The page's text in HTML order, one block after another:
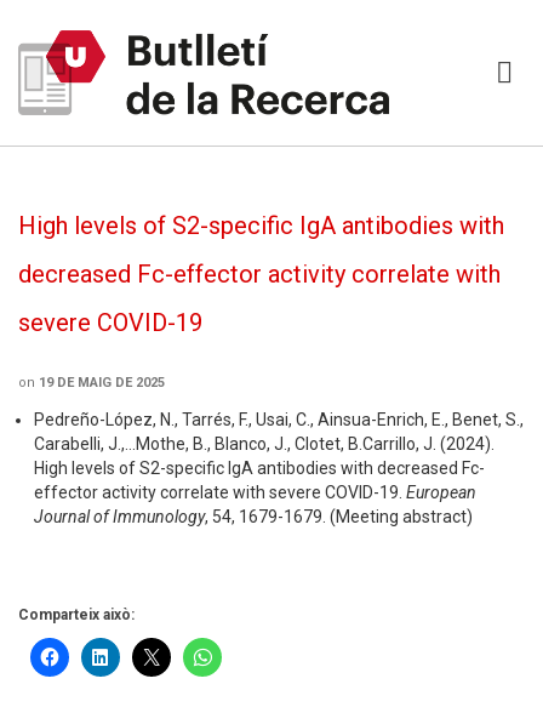
High levels of S2-specific IgA antibodies with
decreased Fc-effector activity correlate with
severe COVID-19
on 19 DE MAIG DE 2025
Pedreño-López, N., Tarrés, F., Usai, C., Ainsua-Enrich, E., Benet, S.,
Carabelli, J.,…Mothe, B., Blanco, J., Clotet, B.Carrillo, J. (2024).
High levels of S2-specific IgA antibodies with decreased Fc-
effector activity correlate with severe COVID-19. European
Journal of Immunology, 54, 1679-1679. (Meeting abstract)
Comparteix això: